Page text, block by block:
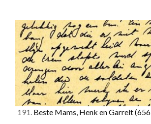
191. Beste Mams, Henk en Garrelt